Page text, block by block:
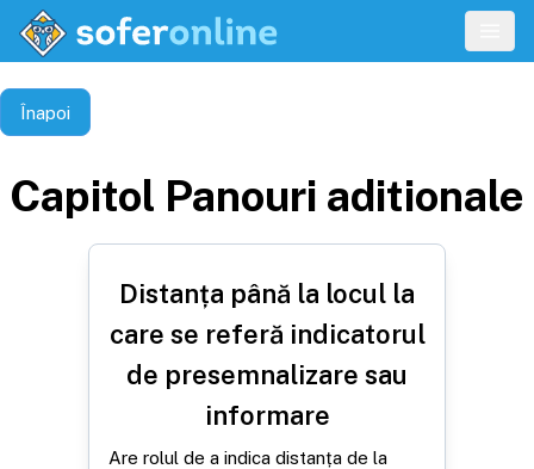
Înapoi
Capitol Panouri aditionale
Distanța până la locul la
care se referă indicatorul
de presemnalizare sau
informare
Are rolul de a indica distanța de la